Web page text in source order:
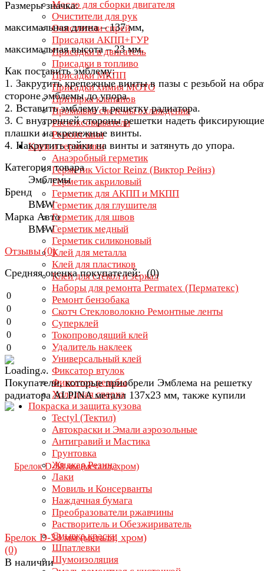
Масло для сборки двигателя
Очистители для рук
Очистители спрей
Присадки АКПП+ГУР
Присадки в двигатель
Присадки в топливо
Присадки МКПП
Присадки химия МОТО
Притирка клапанов
Промывка системы охлаждения
Раскоксовыватели
Ремонт шин
Клеи и герметики
Анаэробный герметик
Герметик Victor Reinz (Виктор Рейнз)
Герметик акриловый
Герметик для АКПП и МКПП
Герметик для глушителя
Герметик для швов
Герметик медный
Герметик силиконовый
Клей для металла
Клей для пластиков
Клей для стёкол и зеркал
Наборы для ремонта Permatex (Перматекс)
Ремонт бензобака
Скотч Стекловолокно Ремонтные ленты
Суперклей
Токопроводящий клей
Удалитель наклеек
Универсальный клей
Фиксатор втулок
Фиксатор резьбы
Холодная сварка
Покраска и защита кузова
Tectyl (Тектил)
Автокраски и Эмали аэрозольные
Антигравий и Мастика
Грунтовка
Жидкая Резина
Лаки
Мовиль и Консерванты
Наждачная бумага
Преобразователи ржавчины
Растворитель и Обезжириватель
Смывка краски
Шпатлевки
Шумоизоляция
Размеры значка:
максимальная длина – 137 мм,
максимальная высота – 23 мм.
Как поставить эмблему:
1. Закрутить крепежные винты в пазы с резьбой на
стороне эмблемы до упора.
2. Вставить эмблему в решетку радиатора.
3. С внутренней стороны решетки надеть фиксирующие
плашки на крепежные винты.
4. Накрутить гайки на винты и затянуть до упора.
Категория товара
Эмблемы
Бренд
ВМW
Марка Авто
ВМW
Отзывы (0)
Средняя оценка покупателей: (0)
0
0
0
0
0
Покупатели, которые приобрели Эмблема на решетку
радиатора ALPINA металл 137х23 мм, также купили
Брелок D-38 мм (металл, хром)
(0)
В наличии